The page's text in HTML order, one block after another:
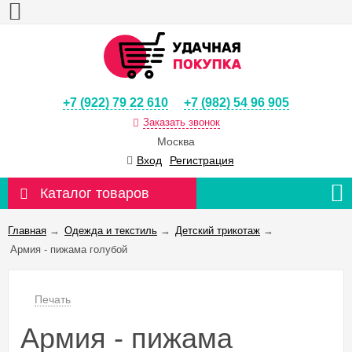
+7 (922) 79 22 610 +7 (982) 54 96 905
Заказать звонок
Москва
Вход
Регистрация
Каталог товаров
Главная → Одежда и текстиль → Детский трикотаж →
Армия - пижама голубой
Печать
Армия - пижама